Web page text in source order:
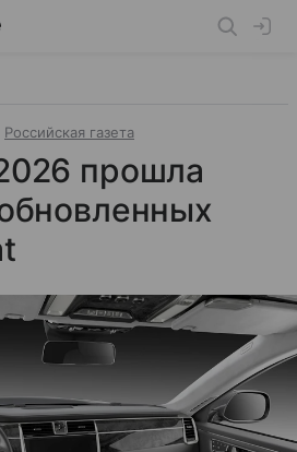
Российская газета
прошла